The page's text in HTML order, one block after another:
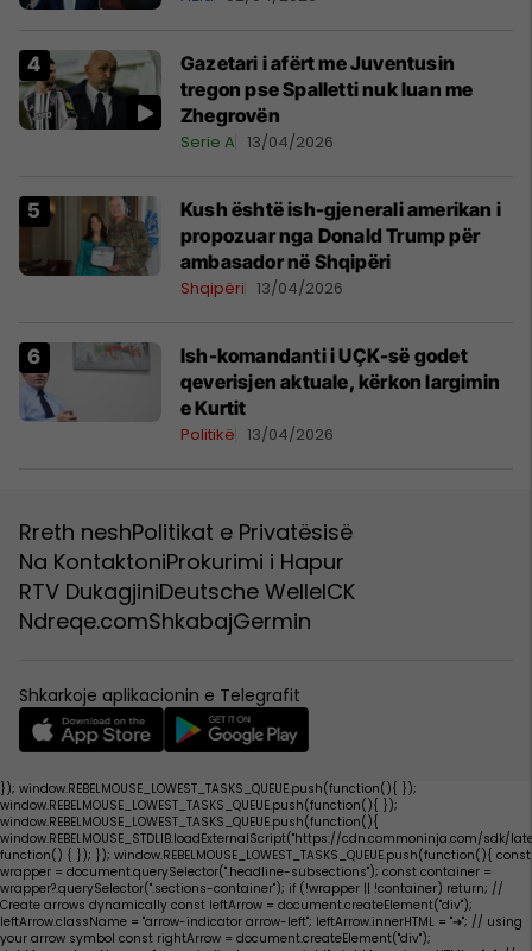
Gazetari i afërt me Juventusin
tregon pse Spalletti nuk luan me
Zhegrovën
Serie A 13/04/2026
Kush është ish-gjenerali amerikan i
propozuar nga Donald Trump për
ambasador në Shqipëri
Shqipëri 13/04/2026
Ish-komandanti i UÇK-së godet
qeverisjen aktuale, kërkon largimin
e Kurtit
Politikë 13/04/2026
Rreth neshPolitikat e Privatësisë
Na KontaktoniProkurimi i Hapur
RTV DukagjiniDeutsche WelleICK
Ndreqe.comShkabajGermin
Shkarkoje aplikacionin e Telegrafit
}); window.REBELMOUSE_LOWEST_TASKS_QUEUE.push(function(){ });
window.REBELMOUSE_LOWEST_TASKS_QUEUE.push(function(){ });
window.REBELMOUSE_LOWEST_TASKS_QUEUE.push(function(){
window.REBELMOUSE_STDLIB.loadExternalScript("https://cdn.commoninja.com/sdk/
function() { }); }); window.REBELMOUSE_LOWEST_TASKS_QUEUE.push(function(){ const
wrapper = document.querySelector(".headline-subsections"); const container =
wrapper?.querySelector(".sections-container"); if (!wrapper || !container) return; //
Create arrows dynamically const leftArrow = document.createElement("div");
leftArrow.className = "arrow-indicator arrow-left"; leftArrow.innerHTML = "➔"; // using
your arrow symbol const rightArrow = document.createElement("div");